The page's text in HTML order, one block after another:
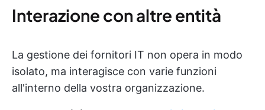
Interazione con altre entità
La gestione dei fornitori IT non opera in modo
isolato, ma interagisce con varie funzioni
all'interno della vostra organizzazione.